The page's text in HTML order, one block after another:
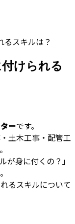
るスキルは？
けられる
ーです。
土木工事・配管工
が身に付くの？」
るスキルについて